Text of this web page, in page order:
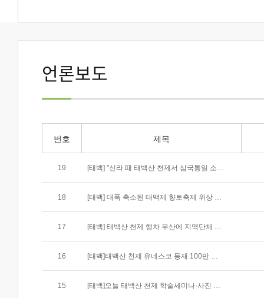
언론보도
번호 제목
19 [태백] "신라 때 태백산 천제서 삼국통일 소원"
18 [태백] 대폭 축소된 태백제 향토축제 위상 사라져
17 [태백] 태백산 천제 행차 무산에 지역단체 반발
16 [태백]태백산 천제 유네스코 등재 100만 서명운동
15 [태백]오늘 태백산 천제 학술세미나·사진 전시회